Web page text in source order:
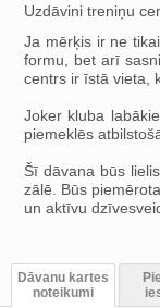
Uzdāvini treniņu
Ja mērķis ir ne
formu, bet arī
centrs ir īstā vieta,
Joker kluba
piemeklēs
Šī dāvana būs
zālē. Būs
un aktīvu
Dāvanu kartes
noteikumi